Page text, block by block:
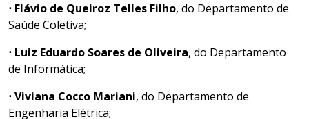
⋅ Flávio de Queiroz Telles Filho, do Departamento de
Saúde Coletiva;
⋅ Luiz Eduardo Soares de Oliveira, do Departamento
de Informática;
⋅ Viviana Cocco Mariani, do Departamento de
Engenharia Elétrica;